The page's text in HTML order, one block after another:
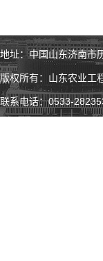
地址：中国山东济南市
版权所有：山东农业工
联系电话：0533-